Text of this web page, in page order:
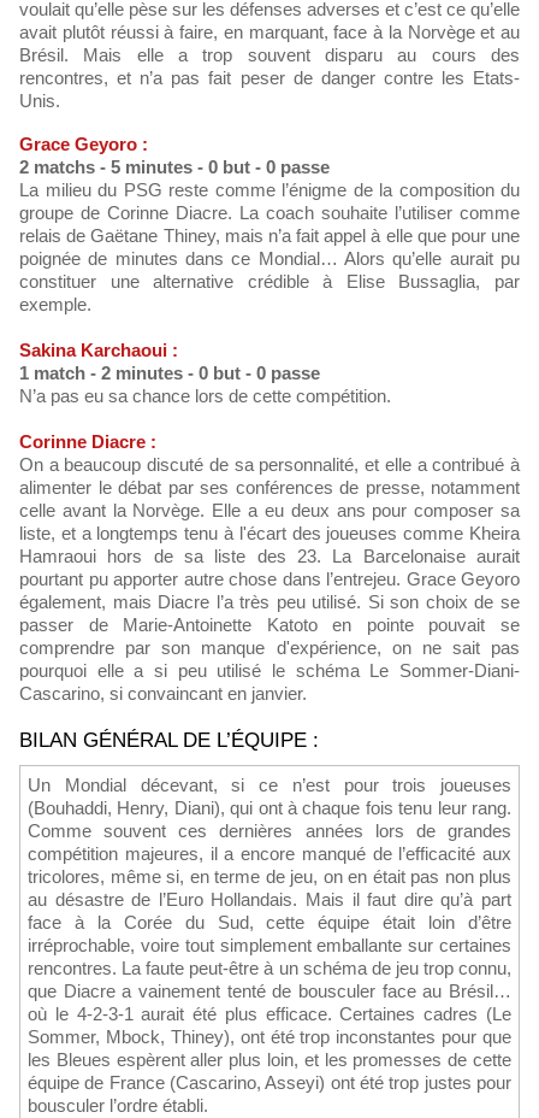
voulait qu’elle pèse sur les défenses adverses et c’est ce qu’elle
avait plutôt réussi à faire, en marquant, face à la Norvège et au
Brésil. Mais elle a trop souvent disparu au cours des
rencontres, et n’a pas fait peser de danger contre les Etats-
Unis.
Grace Geyoro :
2 matchs - 5 minutes - 0 but - 0 passe
La milieu du PSG reste comme l’énigme de la composition du
groupe de Corinne Diacre. La coach souhaite l’utiliser comme
relais de Gaëtane Thiney, mais n’a fait appel à elle que pour une
poignée de minutes dans ce Mondial… Alors qu’elle aurait pu
constituer une alternative crédible à Elise Bussaglia, par
exemple.
Sakina Karchaoui :
1 match - 2 minutes - 0 but - 0 passe
N’a pas eu sa chance lors de cette compétition.
Corinne Diacre :
On a beaucoup discuté de sa personnalité, et elle a contribué à
alimenter le débat par ses conférences de presse, notamment
celle avant la Norvège. Elle a eu deux ans pour composer sa
liste, et a longtemps tenu à l'écart des joueuses comme Kheira
Hamraoui hors de sa liste des 23. La Barcelonaise aurait
pourtant pu apporter autre chose dans l’entrejeu. Grace Geyoro
également, mais Diacre l’a très peu utilisé. Si son choix de se
passer de Marie-Antoinette Katoto en pointe pouvait se
comprendre par son manque d'expérience, on ne sait pas
pourquoi elle a si peu utilisé le schéma Le Sommer-Diani-
Cascarino, si convaincant en janvier.
BILAN GÉNÉRAL DE L’ÉQUIPE :
Un Mondial décevant, si ce n’est pour trois joueuses
(Bouhaddi, Henry, Diani), qui ont à chaque fois tenu leur rang.
Comme souvent ces dernières années lors de grandes
compétition majeures, il a encore manqué de l’efficacité aux
tricolores, même si, en terme de jeu, on en était pas non plus
au désastre de l’Euro Hollandais. Mais il faut dire qu’à part
face à la Corée du Sud, cette équipe était loin d’être
irréprochable, voire tout simplement emballante sur certaines
rencontres. La faute peut-être à un schéma de jeu trop connu,
que Diacre a vainement tenté de bousculer face au Brésil…
où le 4-2-3-1 aurait été plus efficace. Certaines cadres (Le
Sommer, Mbock, Thiney), ont été trop inconstantes pour que
les Bleues espèrent aller plus loin, et les promesses de cette
équipe de France (Cascarino, Asseyi) ont été trop justes pour
bousculer l’ordre établi.